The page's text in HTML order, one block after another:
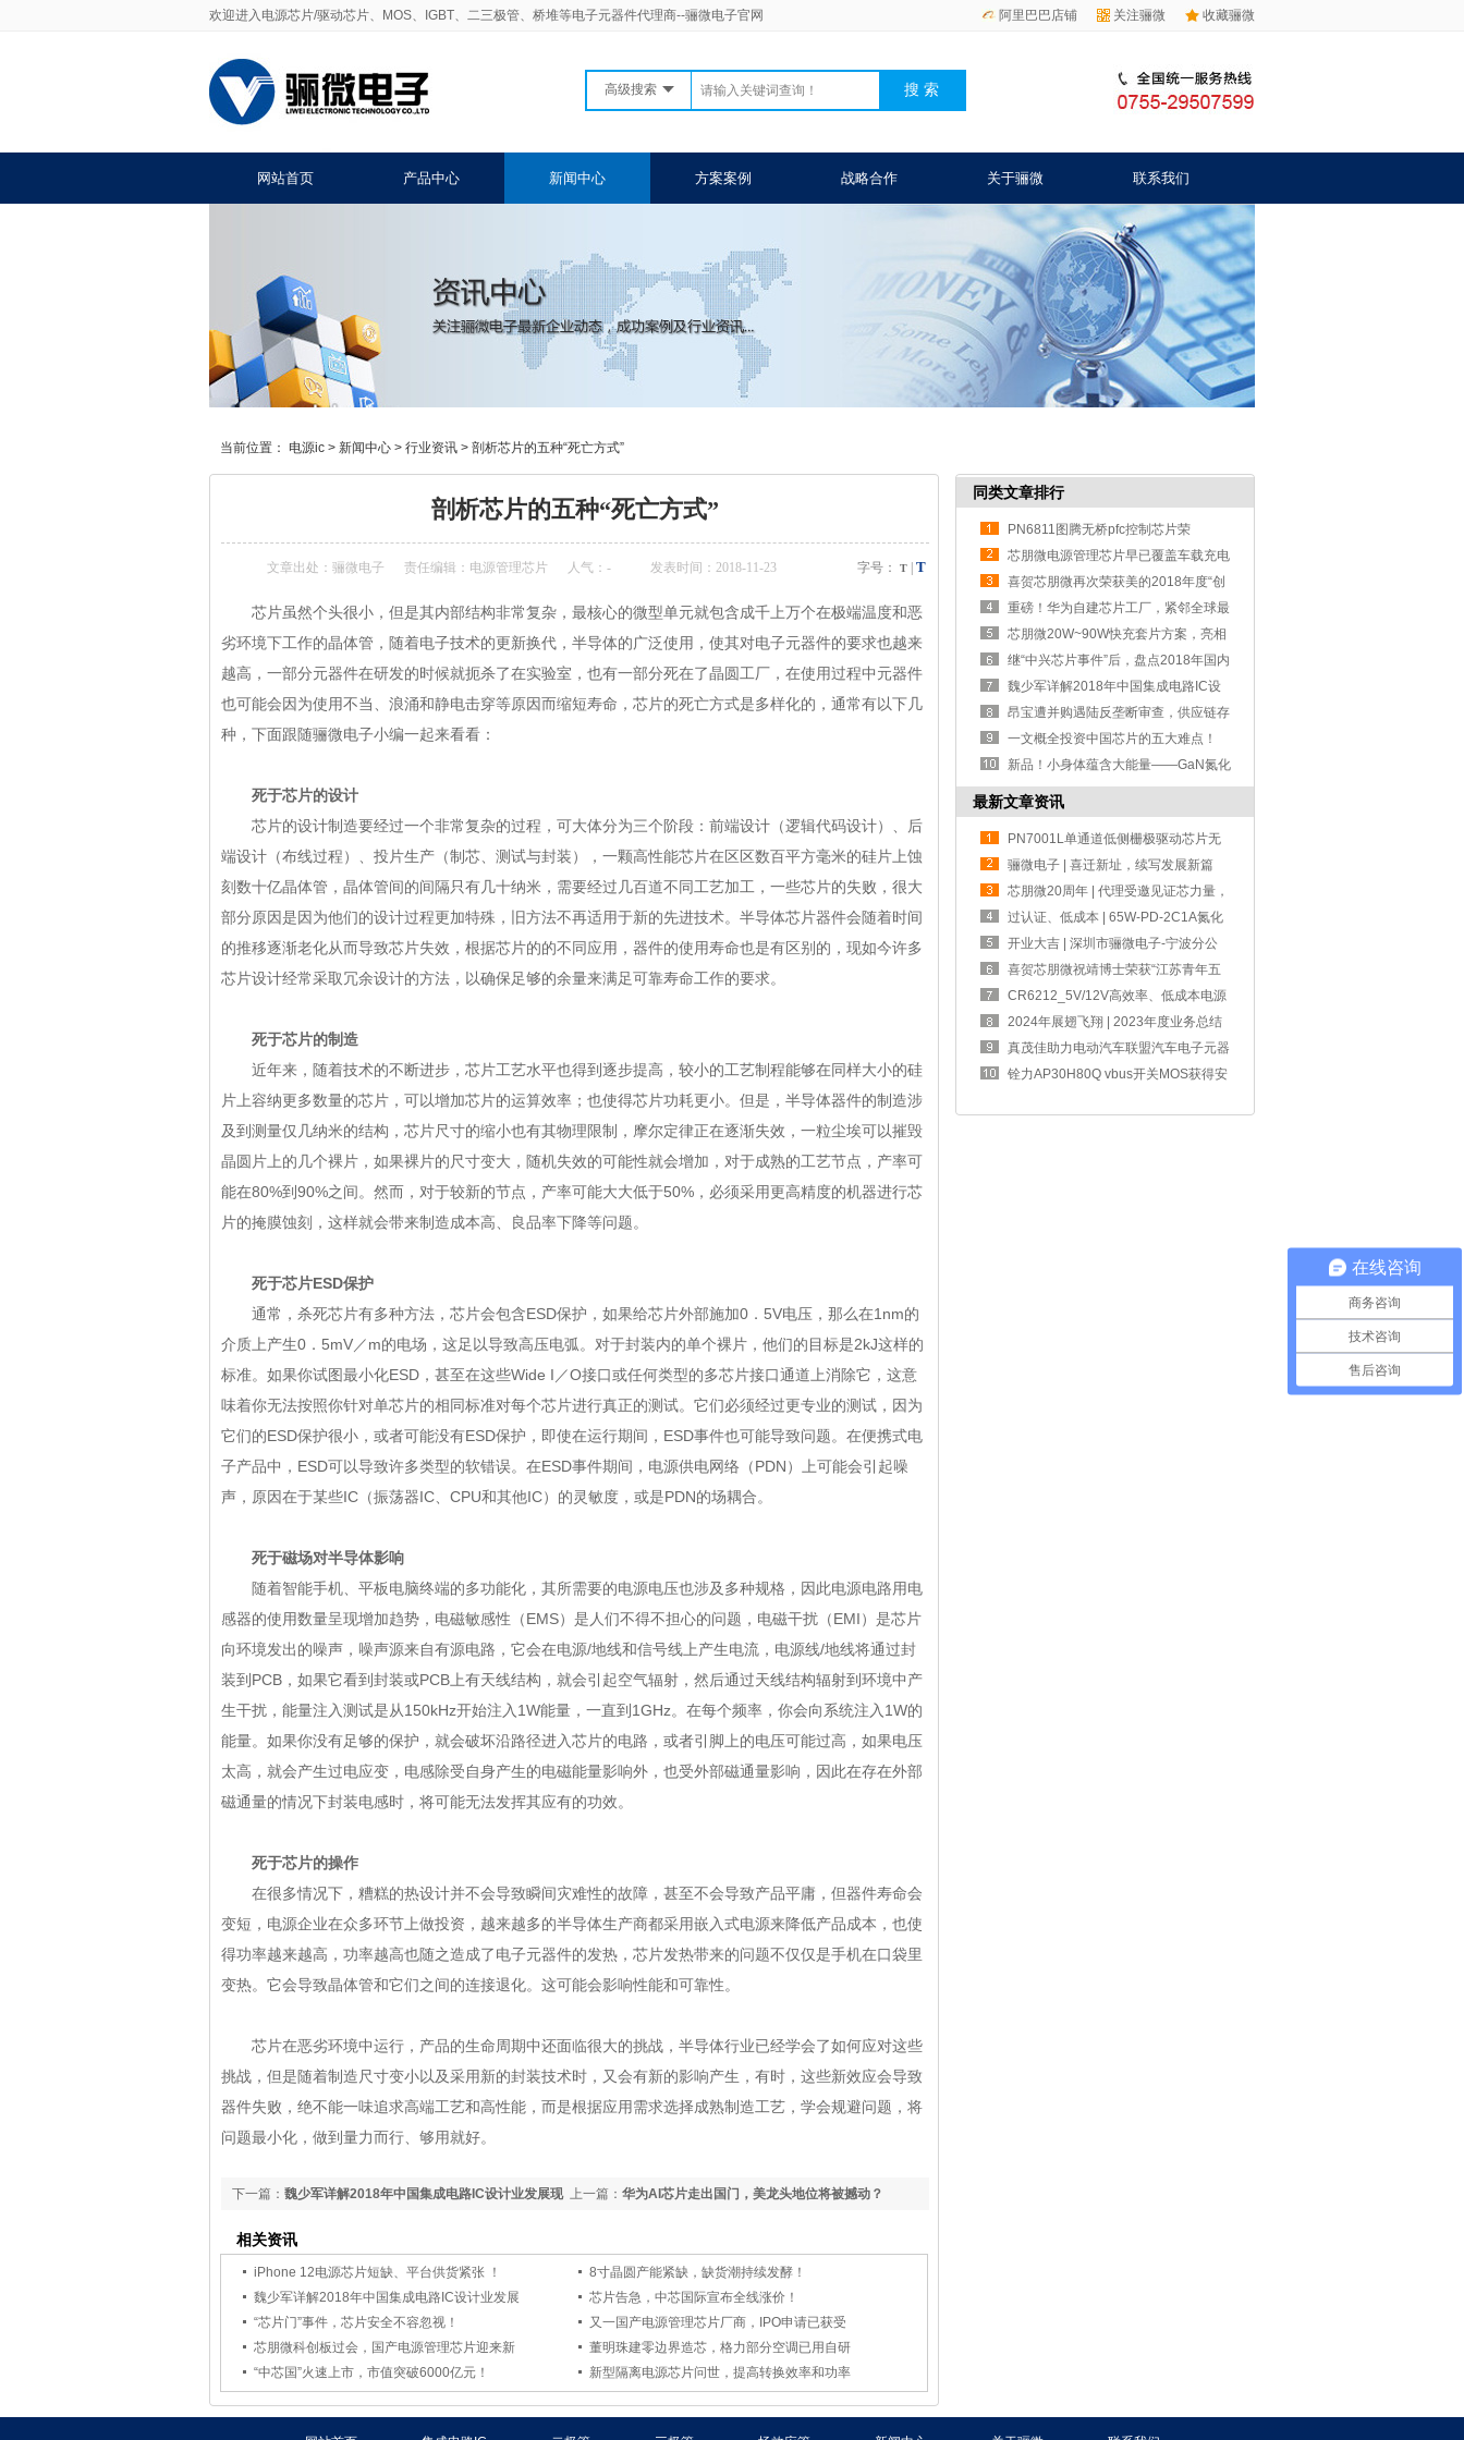
阿里巴巴店铺 关注骊微 收藏骊微
欢迎进入电源芯片/驱动芯片、MOS、IGBT、二三极管、桥堆等电子元器件代理商--骊微电子官网
高级搜索
网站首页 产品中心 新闻中心 方案案例 战略合作 关于骊微 联系我们
当前位置： 电源ic > 新闻中心 > 行业资讯 > 剖析芯片的五种“死亡方式”
剖析芯片的五种“死亡方式”
字号： T T
文章出处： 骊微电子 责任编辑：电源管理芯片 人气： - 发表时间：2018-11-23
芯片虽然个头很小，但是其内部结构非常复杂，最核心的微型单元就包含成千上万个在极端温度和恶
劣环境下工作的晶体管，随着电子技术的更新换代，半导体的广泛使用，使其对电子元器件的要求也越来
越高，一部分元器件在研发的时候就扼杀了在实验室，也有一部分死在了晶圆工厂，在使用过程中元器件
也可能会因为使用不当、浪涌和静电击穿等原因而缩短寿命，芯片的死亡方式是多样化的，通常有以下几
种，下面跟随骊微电子小编一起来看看：
死于芯片的设计
芯片的设计制造要经过一个非常复杂的过程，可大体分为三个阶段：前端设计（逻辑代码设计）、后
端设计（布线过程）、投片生产（制芯、测试与封装），一颗高性能芯片在区区数百平方毫米的硅片上蚀
刻数十亿晶体管，晶体管间的间隔只有几十纳米，需要经过几百道不同工艺加工，一些芯片的失败，很大
部分原因是因为他们的设计过程更加特殊，旧方法不再适用于新的先进技术。半导体芯片器件会随着时间
的推移逐渐老化从而导致芯片失效，根据芯片的的不同应用，器件的使用寿命也是有区别的，现如今许多
芯片设计经常采取冗余设计的方法，以确保足够的余量来满足可靠寿命工作的要求。
死于芯片的制造
近年来，随着技术的不断进步，芯片工艺水平也得到逐步提高，较小的工艺制程能够在同样大小的硅
片上容纳更多数量的芯片，可以增加芯片的运算效率；也使得芯片功耗更小。但是，半导体器件的制造涉
及到测量仅几纳米的结构，芯片尺寸的缩小也有其物理限制，摩尔定律正在逐渐失效，一粒尘埃可以摧毁
晶圆片上的几个裸片，如果裸片的尺寸变大，随机失效的可能性就会增加，对于成熟的工艺节点，产率可
能在80%到90%之间。然而，对于较新的节点，产率可能大大低于50%，必须采用更高精度的机器进行芯
片的掩膜蚀刻，这样就会带来制造成本高、良品率下降等问题。
死于芯片ESD保护
通常，杀死芯片有多种方法，芯片会包含ESD保护，如果给芯片外部施加0．5V电压，那么在1nm的
介质上产生0．5mV／m的电场，这足以导致高压电弧。对于封装内的单个裸片，他们的目标是2kJ这样的
标准。如果你试图最小化ESD，甚至在这些Wide I／O接口或任何类型的多芯片接口通道上消除它，这意
味着你无法按照你针对单芯片的相同标准对每个芯片进行真正的测试。它们必须经过更专业的测试，因为
它们的ESD保护很小，或者可能没有ESD保护，即使在运行期间，ESD事件也可能导致问题。在便携式电
子产品中，ESD可以导致许多类型的软错误。在ESD事件期间，电源供电网络（PDN）上可能会引起噪
声，原因在于某些IC（振荡器IC、CPU和其他IC）的灵敏度，或是PDN的场耦合。
死于磁场对半导体影响
随着智能手机、平板电脑终端的多功能化，其所需要的电源电压也涉及多种规格，因此电源电路用电
感器的使用数量呈现增加趋势，电磁敏感性（EMS）是人们不得不担心的问题，电磁干扰（EMI）是芯片
向环境发出的噪声，噪声源来自有源电路，它会在电源/地线和信号线上产生电流，电源线/地线将通过封
装到PCB，如果它看到封装或PCB上有天线结构，就会引起空气辐射，然后通过天线结构辐射到环境中产
生干扰，能量注入测试是从150kHz开始注入1W能量，一直到1GHz。在每个频率，你会向系统注入1W的
能量。如果你没有足够的保护，就会破坏沿路径进入芯片的电路，或者引脚上的电压可能过高，如果电压
太高，就会产生过电应变，电感除受自身产生的电磁能量影响外，也受外部磁通量影响，因此在存在外部
磁通量的情况下封装电感时，将可能无法发挥其应有的功效。
死于芯片的操作
在很多情况下，糟糕的热设计并不会导致瞬间灾难性的故障，甚至不会导致产品平庸，但器件寿命会
变短，电源企业在众多环节上做投资，越来越多的半导体生产商都采用嵌入式电源来降低产品成本，也使
得功率越来越高，功率越高也随之造成了电子元器件的发热，芯片发热带来的问题不仅仅是手机在口袋里
变热。它会导致晶体管和它们之间的连接退化。这可能会影响性能和可靠性。
芯片在恶劣环境中运行，产品的生命周期中还面临很大的挑战，半导体行业已经学会了如何应对这些
挑战，但是随着制造尺寸变小以及采用新的封装技术时，又会有新的影响产生，有时，这些新效应会导致
器件失败，绝不能一味追求高端工艺和高性能，而是根据应用需求选择成熟制造工艺，学会规避问题，将
问题最小化，做到量力而行、够用就好。
上一篇： 华为AI芯片走出国门，美龙头地位将被撼动？
下一篇： 魏少军详解2018年中国集成电路IC设计业发展现
相关资讯
iPhone 12电源芯片短缺、平台供货紧张 ！
8寸晶圆产能紧缺，缺货潮持续发酵！
魏少军详解2018年中国集成电路IC设计业发展
芯片告急，中芯国际宣布全线涨价！
“芯片门”事件，芯片安全不容忽视！
又一国产电源管理芯片厂商，IPO申请已获受
芯朋微科创板过会，国产电源管理芯片迎来新
董明珠建零边界造芯，格力部分空调已用自研
“中芯国”火速上市，市值突破6000亿元！
新型隔离电源芯片问世，提高转换效率和功率
同类文章排行
PN6811图腾无桥pfc控制芯片荣
获“2022全球
芯朋微电源管理芯片早已覆盖车载充电
领域！
喜贺芯朋微再次荣获美的2018年度“创
新供应
重磅！华为自建芯片工厂，紧邻全球最
大芯片
芯朋微20W~90W快充套片方案，亮相
2022亚洲
继“中兴芯片事件”后，盘点2018年国内
十大
魏少军详解2018年中国集成电路IC设
计业发展
昂宝遭并购遇陆反垄断审查，供应链存
在安全
一文概全投资中国芯片的五大难点！
新品！小身体蕴含大能量——GaN氮化
镓USB-P
最新文章资讯
PN7001L单通道低侧栅极驱动芯片无
缝代换 UC
骊微电子 | 喜迁新址，续写发展新篇
章！
芯朋微20周年 | 代理受邀见证芯力量，
共赴
过认证、低成本 | 65W-PD-2C1A氮化
镓设计方
开业大吉 | 深圳市骊微电子-宁波分公
司！
喜贺芯朋微祝靖博士荣获“江苏青年五
四奖章
CR6212_5V/12V高效率、低成本电源
方案，完
2024年展翅飞翔 | 2023年度业务总结
交流大
真茂佳助力电动汽车联盟汽车电子元器
件工作
铨力AP30H80Q vbus开关MOS获得安
在线咨询
商务咨询
技术咨询
售后咨询